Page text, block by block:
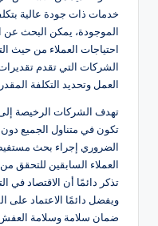
خدمات ذات جودة عالية
الموجودة، يمكن البحث عن
احتياجات العملاء من حيث
الشركات التي تقدم
العمل وتحديد التكلفة
تهدف الشركات الرخيصة
تكون في متناول الجميع
الضروري إجراء بحث
العملاء السابقين للتحقق
تذكر دائمًا أن الاقتصاد في
ويفضل دائمًا الاعتماد على
ضمان سلامة وسلامة العفش